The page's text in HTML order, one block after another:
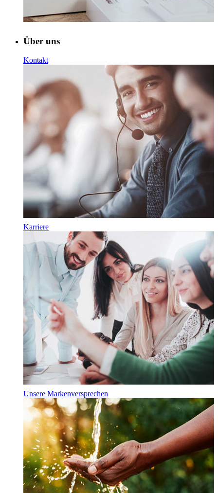
Über uns
Kontakt
Karriere
Unsere Markenversprechen